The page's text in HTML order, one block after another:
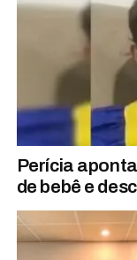
Perícia
de bebê e